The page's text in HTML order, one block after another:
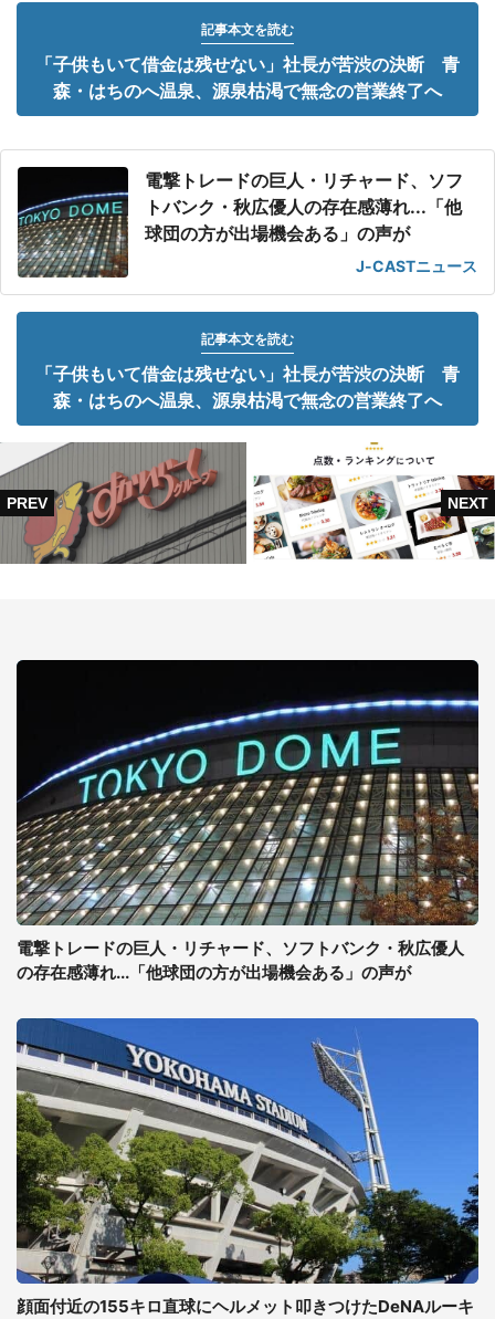
記事本文を読む
「子供もいて借金は残せない」社長が苦渋の決断 青
森・はちのへ温泉、源泉枯渇で無念の営業終了へ
電撃トレードの巨人・リチャード、ソフ
トバンク・秋広優人の存在感薄れ...「他
球団の方が出場機会ある」の声が
J-CASTニュース
記事本文を読む
「子供もいて借金は残せない」社長が苦渋の決断 青
森・はちのへ温泉、源泉枯渇で無念の営業終了へ
電撃トレードの巨人・リチャード、ソフトバンク・秋広優人
の存在感薄れ...「他球団の方が出場機会ある」の声が
顔面付近の155キロ直球にヘルメット叩きつけたDeNAルーキ